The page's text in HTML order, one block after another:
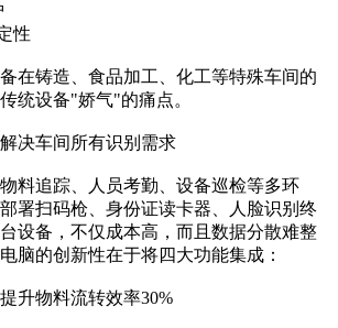
性
在铸造、食品加工、化工等特殊车间的
统设备"娇气"的痛点。
决车间所有识别需求
料追踪、人员考勤、设备巡检等多环
署扫码枪、身份证读卡器、人脸识别终
设备，不仅成本高，而且数据分散难整
脑的创新性在于将四大功能集成：
升物料流转效率30%